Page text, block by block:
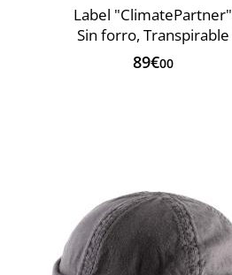
Label "ClimatePartner"
Sin forro, Transpirable
89€00